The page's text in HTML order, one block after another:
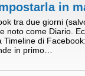
in
tra due giorni
noto come Diario.
Timeline di
in primo…